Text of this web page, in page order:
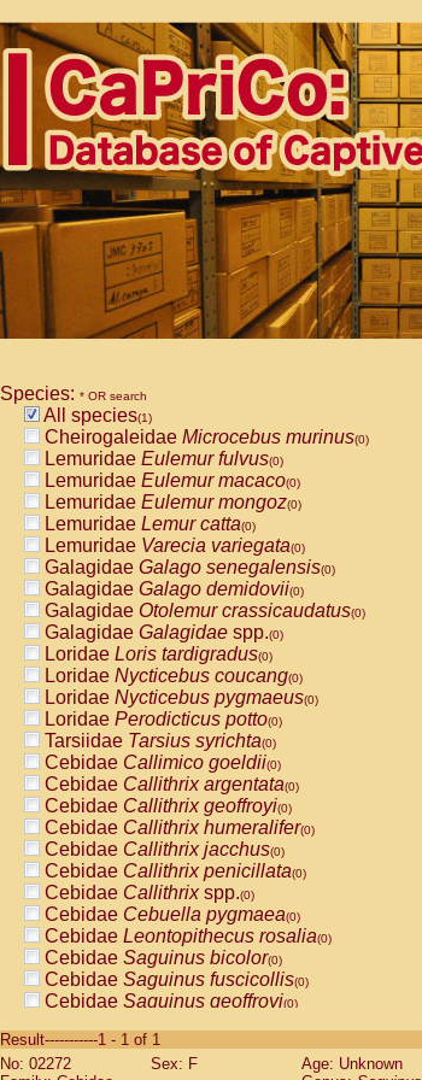
Species: * OR search
All species(1)
Cheirogaleidae Microcebus murinus(0)
Lemuridae Eulemur fulvus(0)
Lemuridae Eulemur macaco(0)
Lemuridae Eulemur mongoz(0)
Lemuridae Lemur catta(0)
Lemuridae Varecia variegata(0)
Galagidae Galago senegalensis(0)
Galagidae Galago demidovii(0)
Galagidae Otolemur crassicaudatus(0)
Galagidae Galagidae spp.(0)
Loridae Loris tardigradus(0)
Loridae Nycticebus coucang(0)
Loridae Nycticebus pygmaeus(0)
Loridae Perodicticus potto(0)
Tarsiidae Tarsius syrichta(0)
Cebidae Callimico goeldii(0)
Cebidae Callithrix argentata(0)
Cebidae Callithrix geoffroyi(0)
Cebidae Callithrix humeralifer(0)
Cebidae Callithrix jacchus(0)
Cebidae Callithrix penicillata(0)
Cebidae Callithrixspp.(0)
Cebidae Cebuella pygmaea(0)
Cebidae Leontopithecus rosalia(0)
Cebidae Saguinus bicolor(0)
Cebidae Saguinus fuscicollis(0)
Cebidae Saguinus geoffroyi(0)
CebidaeSaguinus labiatus(0)
Cebidae Saguinus leucopus (0)
Result-----------1 - 1 of 1
No: 02272
Sex: F
Age: Unknown